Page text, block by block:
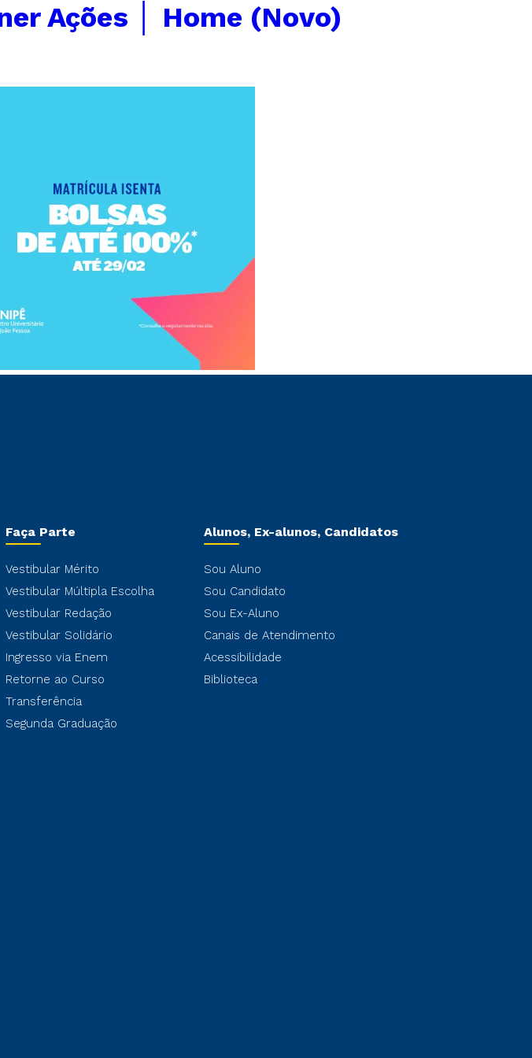
Ações │ Home (Novo)
Faça Parte
Vestibular Mérito
Vestibular Múltipla Escolha
Vestibular Redação
Vestibular Solidário
Ingresso via Enem
Retorne ao Curso
Transferência
Segunda Graduação
Alunos, Ex-alunos, Candidatos
Sou Aluno
Sou Candidato
Sou Ex-Aluno
Canais de Atendimento
Acessibilidade
Biblioteca